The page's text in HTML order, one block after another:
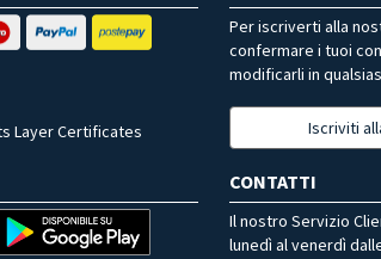
Layer Certificates
Per iscriverti alla
confermare i tuoi
modificarli in
Iscriviti
CONTATTI
Il nostro Servizio
lunedì al venerdì